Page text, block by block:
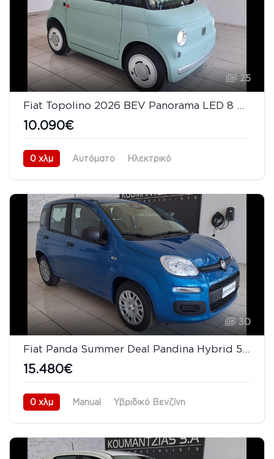
25
Fiat Topolino 2026 BEV Panorama LED 8 ΧΡΟΝΙΑ ΕΓΓΥΗΣΗ
10.090€
0 χλμ Αυτόματο
Ηλεκτρικό
30
Fiat Panda Summer Deal Pandina Hybrid 5 Χρόνια Εγγύηση
15.480€
0 χλμ Manual
Υβριδικό Βενζίνη